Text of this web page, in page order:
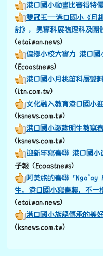
港口國小動畫比賽得特
雙冠王—港口國小《月
討》，勇奪科展物理科及團
(etaiwan.news)
偏鄉小校大實力 港口國
(Ecoastnews)
港口國小月桃笛科展雙
(ltn.com.tw)
文化融入教育港口國小
(ksnews.com.tw)
港口國小邀謝明生教寫
(ksnews.com.tw)
迎新年寫春聯 港口國小
子報 (Ecoastnews)
阿美族的春聯「Nga’ay
生，港口國小寫春聯，不一
(etaiwan.news)
港口國小族語傳承的美
(ksnews.com.tw)